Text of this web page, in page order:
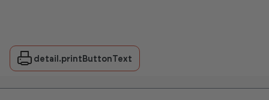
detail.printButtonText